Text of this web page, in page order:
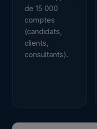
de 15 000
comptes
(candidats,
clients,
consultants).